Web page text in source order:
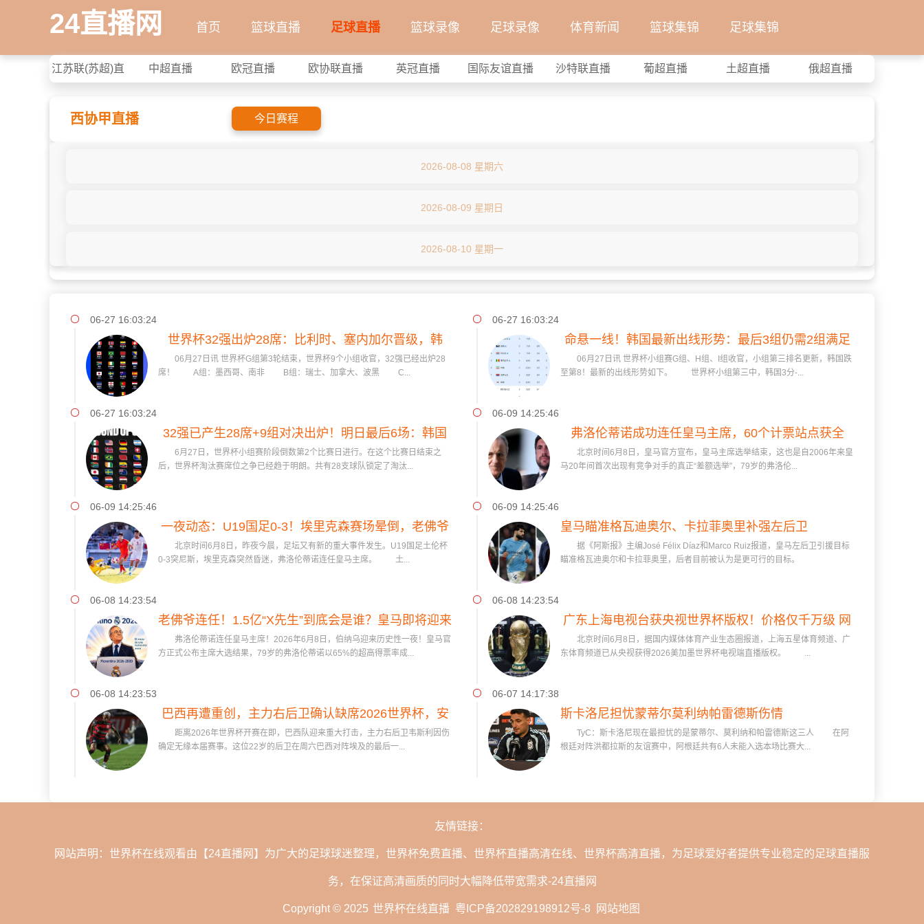
24直播网 首页 篮球直播 足球直播 篮球录像 足球录像 体育新闻 篮球集锦 足球集锦
江苏联(苏超)直 中超直播 欧冠直播 欧协联直播 英冠直播 国际友谊直播 沙特联直播 葡超直播 土超直播 俄超直播
西协甲直播 今日赛程
2026-08-08 星期六
2026-08-09 星期日
2026-08-10 星期一
06-27 16:03:24
世界杯32强出炉28席：比利时、塞内加尔晋级，韩
国、伊朗待定
06月27日讯 世界杯G组第3轮结束，世界杯9个小组收官，32强已经出炉28
席！ A组：墨西哥、南非 B组：瑞士、加拿大、波黑 C...
06-27 16:03:24
命悬一线！韩国最新出线形势：最后3组仍需2组满足
条件才可出线！
06月27日讯 世界杯小组赛G组、H组、I组收官，小组第三排名更新，韩国跌
至第8！最新的出线形势如下。 世界杯小组第三中，韩国3分-...
06-27 16:03:24
32强已产生28席+9组对决出炉！明日最后6场：韩国
队祈求奇迹
6月27日，世界杯小组赛阶段倒数第2个比赛日进行。在这个比赛日结束之
后，世界杯淘汰赛席位之争已经趋于明朗。共有28支球队锁定了淘汰...
06-09 14:25:46
弗洛伦蒂诺成功连任皇马主席，60个计票站点获全
胜，承诺将签穆帅
北京时间6月8日，皇马官方宣布，皇马主席选举结束，这也是自2006年来皇
马20年间首次出现有竞争对手的真正“差额选举”，79岁的弗洛伦...
06-09 14:25:46
一夜动态：U19国足0-3！埃里克森赛场晕倒，老佛爷
连任皇马主席
北京时间6月8日，昨夜今晨，足坛又有新的重大事件发生。U19国足土伦杯
0-3突尼斯，埃里克森突然昏迷，弗洛伦蒂诺连任皇马主席。 土...
06-09 14:25:46
皇马瞄准格瓦迪奥尔、卡拉菲奥里补强左后卫
据《阿斯报》主编José Félix Díaz和Marco Ruiz报道，皇马左后卫引援目标
瞄准格瓦迪奥尔和卡拉菲奥里，后者目前被认为是更可行的目标。
06-08 14:23:54
老佛爷连任！1.5亿“X先生”到底会是谁？皇马即将迎来
队史最高身价球
弗洛伦蒂诺连任皇马主席！2026年6月8日，伯纳乌迎来历史性一夜！皇马官
方正式公布主席大选结果，79岁的弗洛伦蒂诺以65%的超高得票率成...
06-08 14:23:54
广东上海电视台获央视世界杯版权！价格仅千万级 网
络平台却花了16亿
北京时间6月8日，据国内媒体体育产业生态圈报道，上海五星体育频道、广
东体育频道已从央视获得2026美加墨世界杯电视端直播版权。 ...
06-08 14:23:53
巴西再遭重创，主力右后卫确认缺席2026世界杯，安
切洛蒂作出回应
距离2026年世界杯开赛在即，巴西队迎来重大打击，主力右后卫韦斯利因伤
确定无缘本届赛事。这位22岁的后卫在周六巴西对阵埃及的最后一...
06-07 14:17:38
斯卡洛尼担忧蒙蒂尔莫利纳帕雷德斯伤情
TyC：斯卡洛尼现在最担忧的是蒙蒂尔、莫利纳和帕雷德斯这三人 在阿
根廷对阵洪都拉斯的友谊赛中，阿根廷共有6人未能入选本场比赛大...
友情链接：
网站声明：世界杯在线观看由【24直播网】为广大的足球球迷整理，世界杯免费直播、世界杯直播高清在线、世界杯高清直播，为足球爱好者提供专业稳定的足球直播服
务，在保证高清画质的同时大幅降低带宽需求-24直播网
Copyright © 2025 世界杯在线直播 粤ICP备202829198912号-8 网站地图